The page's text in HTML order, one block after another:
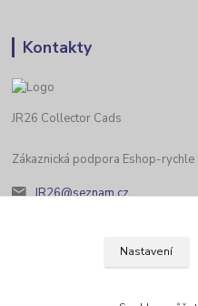
Kontakty
JR26 Collector Cads
Zákaznická podpora Eshop-rychle
JR26@seznam.cz
Nastavení